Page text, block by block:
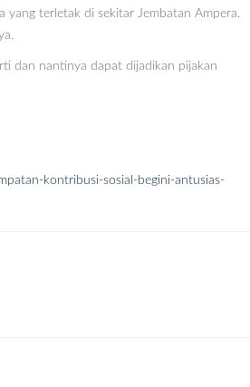
terletak di sekitar Jembatan Ampera.
dan nantinya dapat dijadikan pijakan
kontribusi-sosial-begini-antusias-